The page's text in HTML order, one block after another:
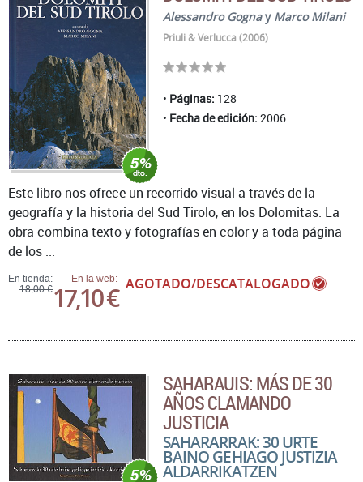
Alessandro Gognay Marco Milani
Priuli & Verlucca (2006)
Páginas: 128
Fecha de edición: 2006
En tienda:
18,00 €
En la web:
17,10 € AGOTADO/DESCATALOGADO
Este libro nos ofrece un recorrido visual a través de la
geografía y la historia del Sud Tirolo, en los Dolomitas. La
obra combina texto y fotografías en color y a toda página
de los ...
SAHARAUIS: MÁS DE 30
AÑOS CLAMANDO
JUSTICIA
SAHARARRAK: 30 URTE
BAINO GEHIAGO JUSTIZIA
ALDARRIKATZEN